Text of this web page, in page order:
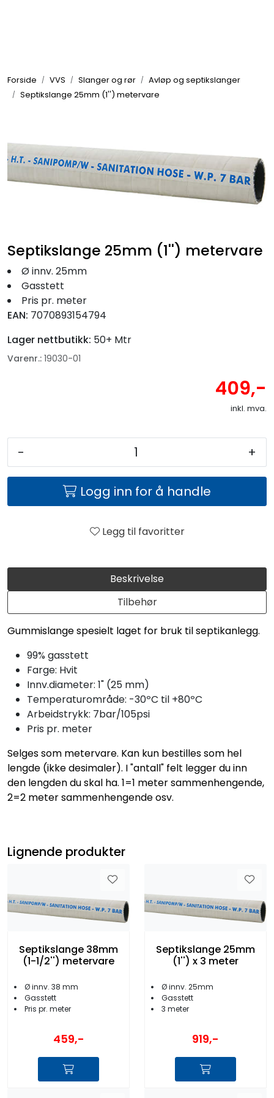
Forside VVS Slanger og rør
Avløp og septikslanger
Septikslange 25mm (1'') metervare
Beskrivelse
Tilbehør
Gummislange spesielt laget for bruk til septikanlegg.
99% gasstett
Farge: Hvit
Innv.diameter: 1" (25 mm)
Temperaturområde: -30ºC til +80ºC
Arbeidstrykk: 7bar/105psi
Pris pr. meter
Selges som metervare. Kan kun bestilles som hel
lengde (ikke desimaler). I "antall" felt legger du inn
den lengden du skal ha. 1=1 meter sammenhengende,
2=2 meter sammenhengende osv.
Septikslange 25mm (1'') metervare
Ø innv. 25mm
Gasstett
Pris pr. meter
EAN: 7070893154794
Lager nettbutikk: 50+ Mtr
Varenr.: 19030-01
409,-
inkl. mva.
- +
Logg inn for å handle
Legg til favoritter
Lignende produkter
Septikslange 38mm
(1-1/2'') metervare
Ø innv. 38 mm
Gasstett
Pris pr. meter
459,-
Septikslange 25mm
(1'') x 3 meter
Ø innv. 25mm
Gasstett
3 meter
919,-
Elektrisk
Komfort
Fortøyning
Fritid/Sikkerhet